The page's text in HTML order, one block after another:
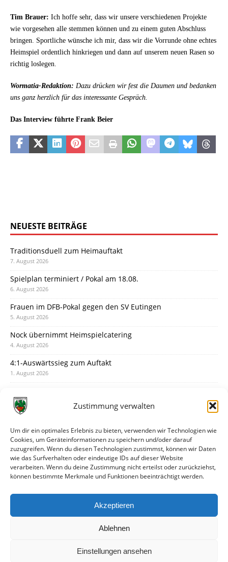
Zustimmung verwalten
Um dir ein optimales Erlebnis zu bieten, verwenden wir Technologien wie
Cookies, um Geräteinformationen zu speichern und/oder darauf
zuzugreifen. Wenn du diesen Technologien zustimmst, können wir Daten
wie das Surfverhalten oder eindeutige IDs auf dieser Website
verarbeiten. Wenn du deine Zustimmung nicht erteilst oder zurückziehst,
können bestimmte Merkmale und Funktionen beeinträchtigt werden.
Akzeptieren
Ablehnen
Einstellungen ansehen
Tim Brauer: Ich hoffe sehr, dass wir unsere verschiedenen Projekte
wie vorgesehen alle stemmen können und zu einem guten Abschluss
bringen. Sportliche wünsche ich mir, dass wir die Vorrunde ohne echtes
Heimspiel ordentlich hinkriegen und dann auf unserem neuen Rasen so
richtig loslegen.
Wormatia-Redaktion: Dazu drücken wir fest die Daumen und bedanken
uns ganz herzlich für das interessante Gespräch.
Das Interview führte Frank Beier
NEUESTE BEITRÄGE
Traditionsduell zum Heimauftakt
7. August 2026
Spielplan terminiert / Pokal am 18.08.
6. August 2026
Frauen im DFB-Pokal gegen den SV Eutingen
5. August 2026
Nock übernimmt Heimspielcatering
4. August 2026
4:1-Auswärtssieg zum Auftakt
1. August 2026
31. Juli 2026
30. Juli 2026
Deine Spielminute: 89+1
28. Juli 2026
Neuer Rückensponsor
Neue Podcast-Folge: So tickt Björn!
27. Juli 2026